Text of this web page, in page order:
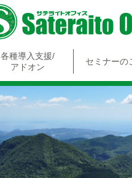
各種導入支援/
アドオン
セミナーの